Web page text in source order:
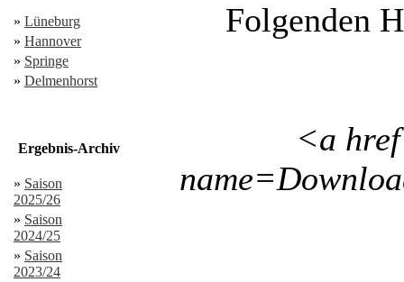
» Lüneburg
» Hannover
» Springe
» Delmenhorst
Ergebnis-Archiv
» Saison
2025/26
» Saison
2024/25
» Saison
2023/24
Folgenden
<a